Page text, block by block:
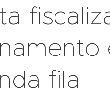
fila